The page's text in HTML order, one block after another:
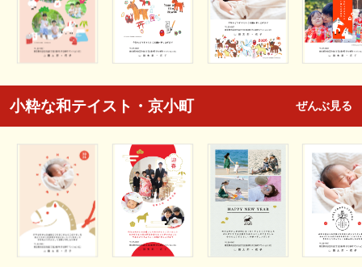
小粋な和テイスト・京小町 ぜんぶ見る